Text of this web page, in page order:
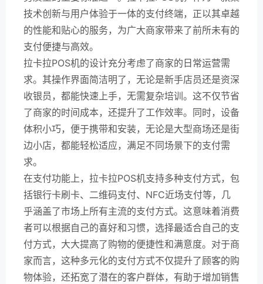
技术创新与用户体验于一体的支付终端，正以其卓越
的性能和贴心的服务，为广大商家带来了前所未有的
支付便捷与高效。
拉卡拉POS机的设计充分考虑了商家的日常运营需
求。其操作界面简洁明了，无论是新手店员还是资深
收银员，都能快速上手，无需复杂培训。这不仅节省
了商家的时间成本，还提升了工作效率。同时，设备
体积小巧，便于携带和安装，无论是大型商场还是街
边小店，都能轻松适应，满足不同场景下的支付需
求。
在支付功能上，拉卡拉POS机支持多种支付方式，包
括银行卡刷卡、二维码支付、NFC近场支付等，几
乎涵盖了市场上所有主流的支付方式。这意味着消费
者可以根据自己的喜好和习惯，选择最适合自己的支
付方式，大大提高了购物的便捷性和满意度。对于商
家而言，这种多元化的支付方式不仅提升了顾客的购
物体验，还拓宽了潜在的客户群体，有助于增加销售